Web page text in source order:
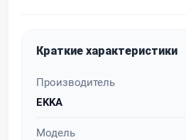
Краткие характеристики
Производитель
EKKA
Модель